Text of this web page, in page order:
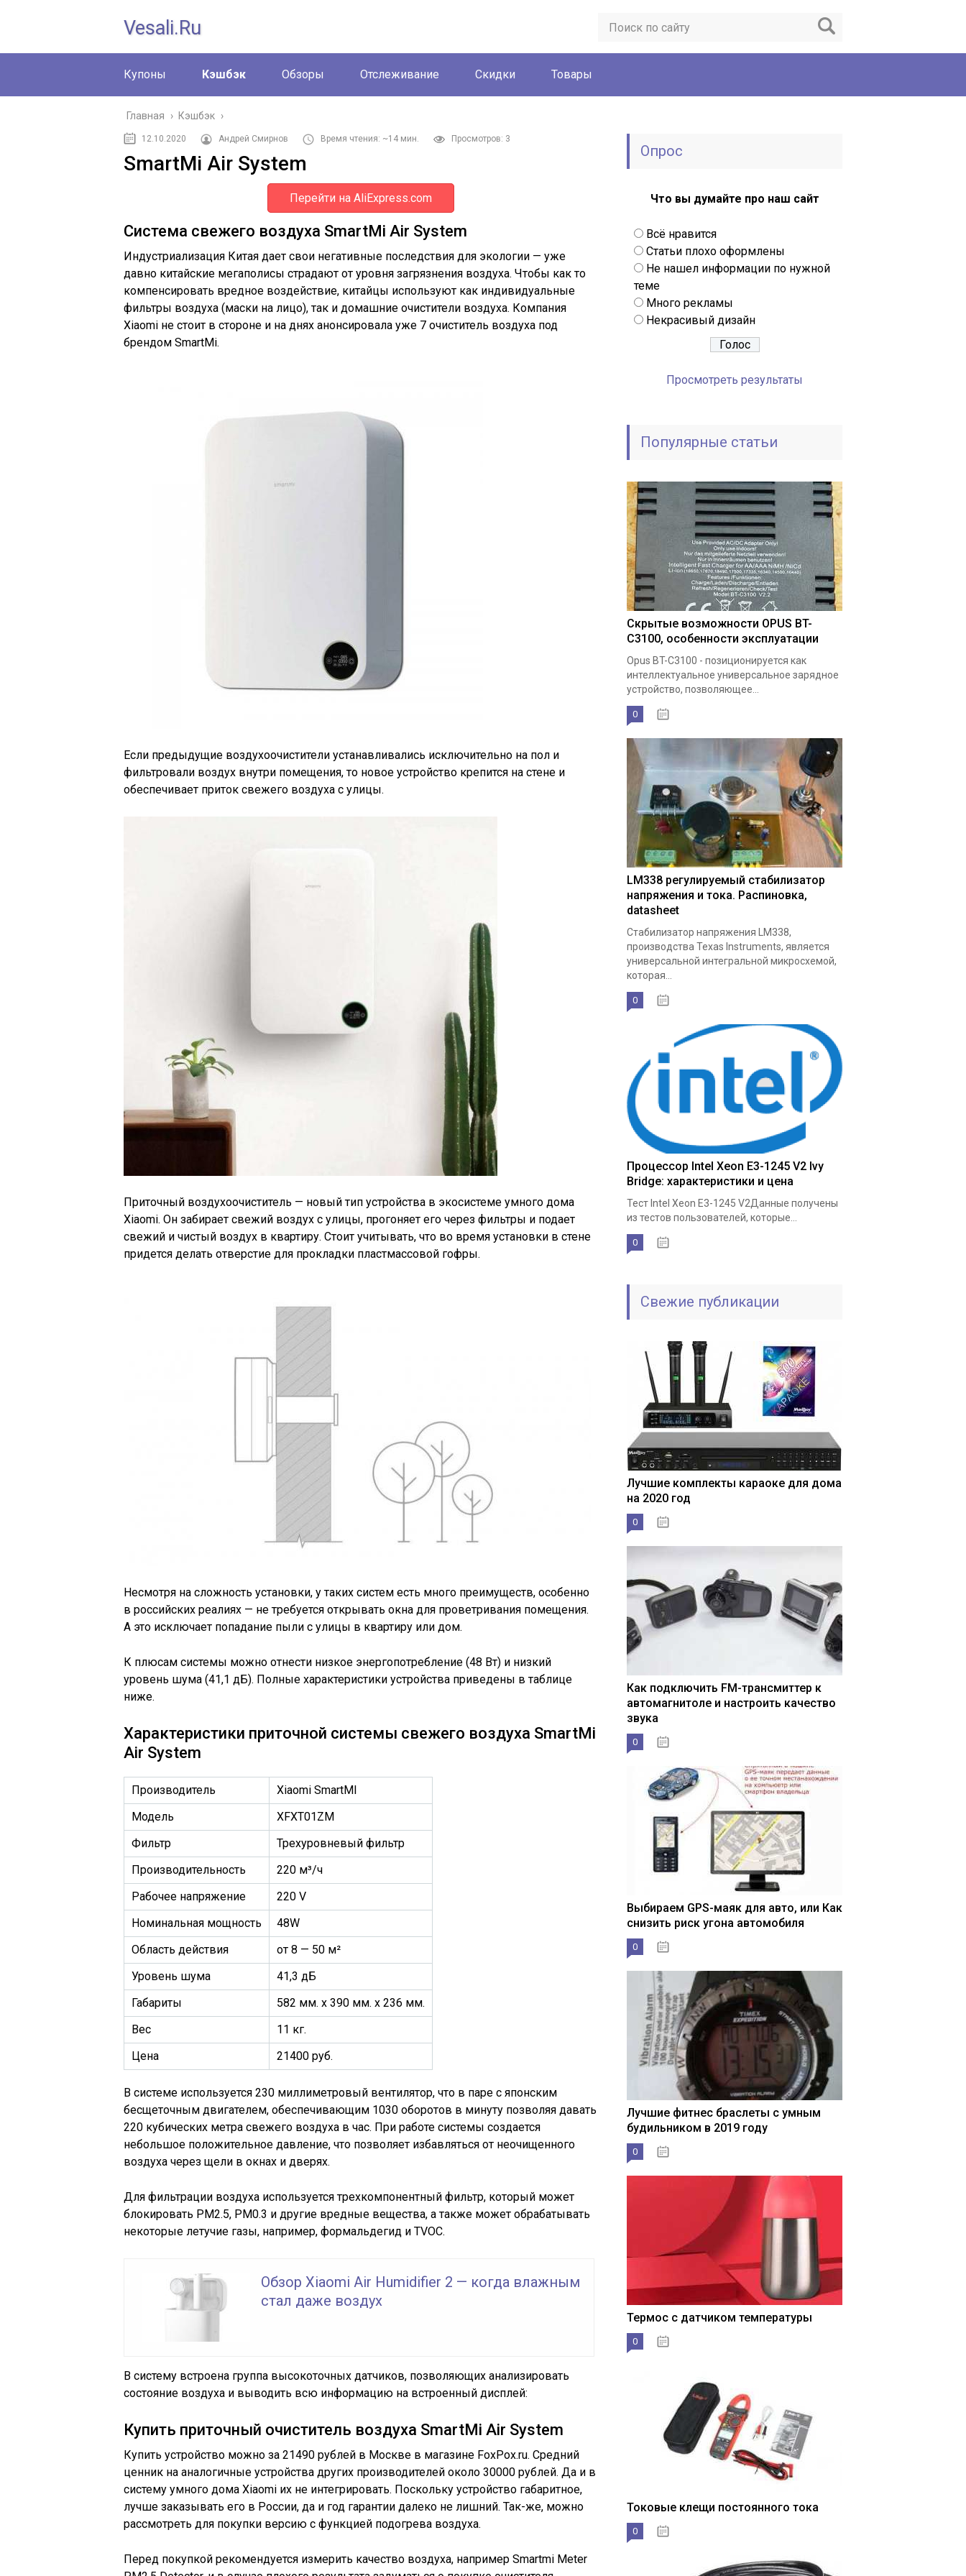
Vesali.ru
Купоны Кэшбэк Обзоры Отслеживание Скидки Товары
Главная › Кэшбэк ›
12.10.2020 Андрей Смирнов Время чтения: ~14 мин. Просмотров: 3
SmartMi Air System
Перейти на AliExpress.com
Система свежего воздуха SmartMi Air System
Индустриализация Китая дает свои негативные последствия для экологии — уже
давно китайские мегаполисы страдают от уровня загрязнения воздуха. Чтобы как то
компенсировать вредное воздействие, китайцы используют как индивидуальные
фильтры воздуха (маски на лицо), так и домашние очистители воздуха. Компания
Xiaomi не стоит в стороне и на днях анонсировала уже 7 очиститель воздуха под
брендом SmartMi.
Если предыдущие воздухоочистители устанавливались исключительно на пол и
фильтровали воздух внутри помещения, то новое устройство крепится на стене и
обеспечивает приток свежего воздуха с улицы.
Приточный воздухоочиститель — новый тип устройства в экосистеме умного дома
Xiaomi. Он забирает свежий воздух с улицы, прогоняет его через фильтры и подает
свежий и чистый воздух в квартиру. Стоит учитывать, что во время установки в стене
придется делать отверстие для прокладки пластмассовой гофры.
Несмотря на сложность установки, у таких систем есть много преимуществ, особенно
в российских реалиях — не требуется открывать окна для проветривания помещения.
А это исключает попадание пыли с улицы в квартиру или дом.
К плюсам системы можно отнести низкое энергопотребление (48 Вт) и низкий
уровень шума (41,1 дБ). Полные характеристики устройства приведены в таблице
ниже.
Характеристики приточной системы свежего воздуха SmartMi
Air System
Производитель
Xiaomi SmartMI
Модель
XFXT01ZM
Фильтр
Трехуровневый фильтр
Производительность
220 м³/ч
Рабочее напряжение
220 V
Номинальная мощность
48W
Область действия
от 8 — 50 м²
Уровень шума
41,3 дБ
Габариты
582 мм. x 390 мм. x 236 мм.
Вес
11 кг.
Цена
21400 руб.
В системе используется 230 миллиметровый вентилятор, что в паре с японским
бесщеточным двигателем, обеспечивающим 1030 оборотов в минуту позволяя давать
220 кубических метра свежего воздуха в час. При работе системы создается
небольшое положительное давление, что позволяет избавляться от неочищенного
воздуха через щели в окнах и дверях.
Для фильтрации воздуха используется трехкомпонентный фильтр, который может
блокировать PM2.5, PM0.3 и другие вредные вещества, а также может обрабатывать
некоторые летучие газы, например, формальдегид и TVOC.
Обзор Xiaomi Air Humidifier 2 — когда влажным
стал даже воздух
В систему встроена группа высокоточных датчиков, позволяющих анализировать
состояние воздуха и выводить всю информацию на встроенный дисплей:
Купить приточный очиститель воздуха SmartMi Air System
Купить устройство можно за 21490 рублей в Москве в магазине FoxPox.ru. Средний
ценник на аналогичные устройства других производителей около 30000 рублей. Да и в
систему умного дома Xiaomi их не интегрировать. Поскольку устройство габаритное,
лучше заказывать его в России, да и год гарантии далеко не лишний. Так-же, можно
рассмотреть для покупки версию с функцией подогрева воздуха.
Перед покупкой рекомендуется измерить качество воздуха, например Smartmi Meter
Опрос
Что вы думайте про наш сайт
Всё нравится
Статьи плохо оформлены
Не нашел информации по нужной
теме
Много рекламы
Некрасивый дизайн
Просмотреть результаты
Популярные статьи
Скрытые возможности OPUS BT-
C3100, особенности эксплуатации
Opus BT-C3100 - позиционируется как
интеллектуальное универсальное зарядное
устройство, позволяющее...
0
LM338 регулируемый стабилизатор
напряжения и тока. Распиновка,
datasheet
Стабилизатор напряжения LM338,
производства Texas Instruments, является
универсальной интегральной микросхемой,
которая...
0
Процессор Intel Xeon E3-1245 V2 Ivy
Bridge: характеристики и цена
Тест Intel Xeon E3-1245 V2Данные получены
из тестов пользователей, которые...
0
Свежие публикации
Лучшие комплекты караоке для дома
на 2020 год
0
Как подключить FM-трансмиттер к
автомагнитоле и настроить качество
звука
0
Выбираем GPS-маяк для авто, или Как
снизить риск угона автомобиля
0
Лучшие фитнес браслеты с умным
будильником в 2019 году
0
Термос с датчиком температуры
0
Токовые клещи постоянного тока
0